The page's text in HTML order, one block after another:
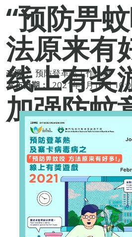
“预防畀
法原来有
线上有奖
加强防蚊
来源： 预防登革热工作小组
发布日期： 2021年7月16日